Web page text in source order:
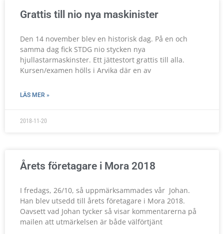
Grattis till nio nya maskinister
Den 14 november blev en historisk dag. På en och
samma dag fick STDG nio stycken nya
hjullastarmaskinster. Ett jättestort grattis till alla.
Kursen/examen hölls i Arvika där en av
LÄS MER »
2018-11-20
Årets företagare i Mora 2018
I fredags, 26/10, så uppmärksammades vår Johan.
Han blev utsedd till årets företagare i Mora 2018.
Oavsett vad Johan tycker så visar kommentarerna på
mailen att utmärkelsen är både välförtjänt